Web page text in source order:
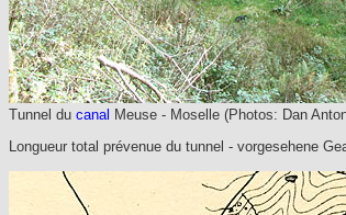
Tunnel du canal Meuse - Moselle (Photos: Dan
Longueur total prévenue du tunnel - vorgesehene